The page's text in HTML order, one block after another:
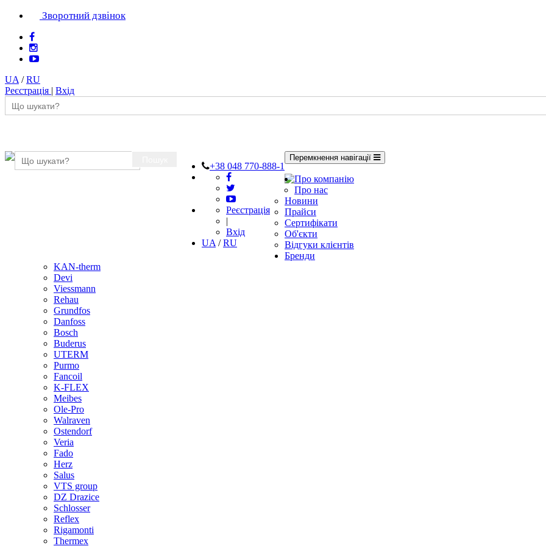
Зворотний дзвінок
UA /RU
Реєстрація | Вхід
+38 048 770-888-1
Реєстрація
|
Вхід
UA /RU
Перемкнення навігації
Про компанію
Про нас
Новини
Прайси
Сертифікати
Об'єкти
Відгуки клієнтів
Бренди
KAN-therm
Devi
Viessmann
Rehau
Grundfos
Danfoss
Bosch
Buderus
UTERM
Purmo
Fancoil
K-FLEX
Meibes
Ole-Pro
Walraven
Ostendorf
Veria
Fado
Herz
Salus
VTS group
DZ Drazice
Schlosser
Reflex
Rigamonti
Thermex